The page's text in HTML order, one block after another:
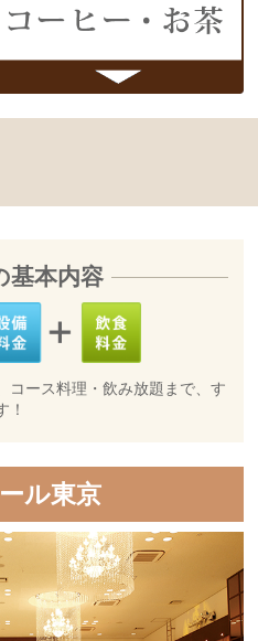
基本内容
コース料理・飲み放題まで、す
！
ル東京